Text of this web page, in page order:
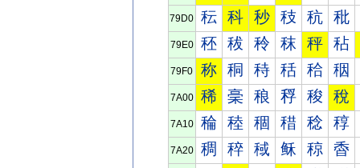
79D0 秐 科 秒 秓 秔 秕
79E0 秠 秡 秢 秣 秤 秥
79F0 称 秱 秲 秳 秴 秵
7A00 稀 稁 稂 稃 稄 稅
7A10 稐 稑 稒 稓 稔 稕
7A20 稠 稡 稢 稣 稤 稥